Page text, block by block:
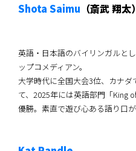
Shota Saimu （斎武 翔太）
英語・日本語のバイリンガルと
ップコメディアン。
大学時代に全国大会3位、カナ
て、2025年には英語部門「King
優勝。素直で遊び心ある語り口が